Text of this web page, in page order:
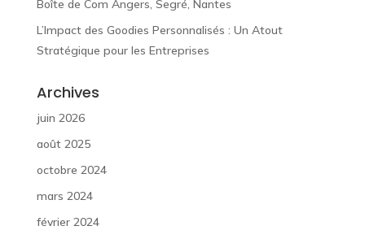
Boîte de Com Angers, Segré, Nantes
L’Impact des Goodies Personnalisés : Un Atout
Stratégique pour les Entreprises
Archives
juin 2026
août 2025
octobre 2024
mars 2024
février 2024